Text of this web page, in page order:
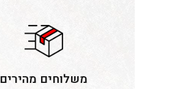
משלוחים מהירים